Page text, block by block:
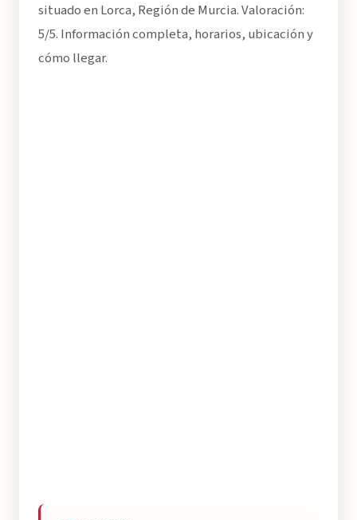
situado en Lorca, Región de Murcia. Valoración:
5/5. Información completa, horarios, ubicación y
cómo llegar.